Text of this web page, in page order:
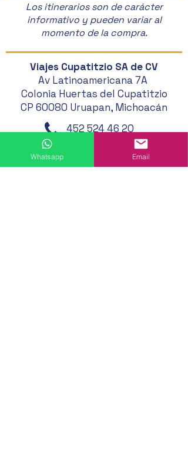
Los itinerarios son de carácter
informativo y pueden variar al
momento de la compra.
Viajes Cupatitzio SA de CV
Av Latinoamericana 7A
Colonia Huertas del Cupatitzio
CP 60080 Uruapan, Michoacán
452 524 46 20
Whatsapp Email